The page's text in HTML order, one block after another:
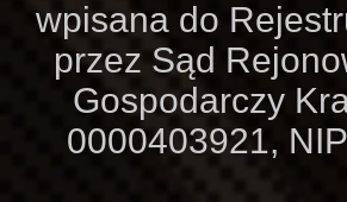
wpisana do
przez Sąd
Gospodarczy
0000403921,